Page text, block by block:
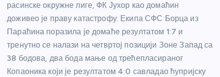
расинске окружне лиге, ФК Јухор као домаћин
доживео је праву катастрофу. Екипа СФС Борца из
Параћина поразила је домаће резултатом 1:7 и
тренутно се налази на четвртој позицији Зоне Запад са
38 бодова, два бода мање од трећепласираног
Копаоника који је резултатом 4:0 савладао ћупријску